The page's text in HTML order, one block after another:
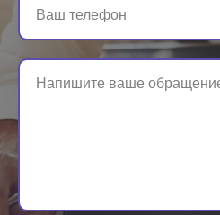
Ваш телефон
Напишите ваше